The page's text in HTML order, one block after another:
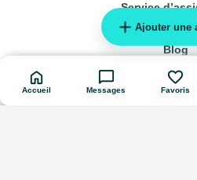
add Ajouter une
home
Accueil
chat_bubble
Messages
favorite
Favoris
Service
Plan du
Annonces
Blog